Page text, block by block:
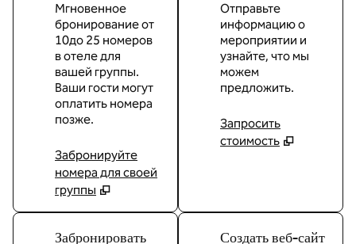
Мгновенное
бронирование от
10до 25 номеров
в отеле для
вашей группы.
Ваши гости могут
оплатить номера
позже.
Забронируйте
номера для своей
группы
Отправьте
информацию о
мероприятии и
узнайте, что мы
можем
предложить.
Запросить
стоимость
Забронировать
Создать веб-сайт